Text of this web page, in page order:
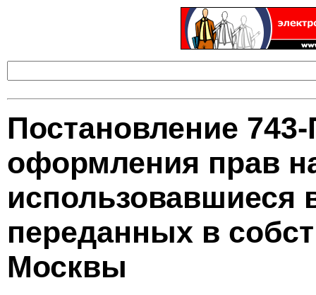
Постановление
оформления прав
использовавшиеся
переданных в
Москвы